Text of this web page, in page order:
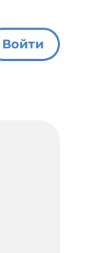
Войти